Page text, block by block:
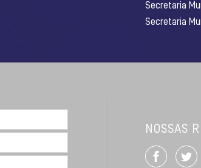
Secretaria
Secretaria
NOSSAS